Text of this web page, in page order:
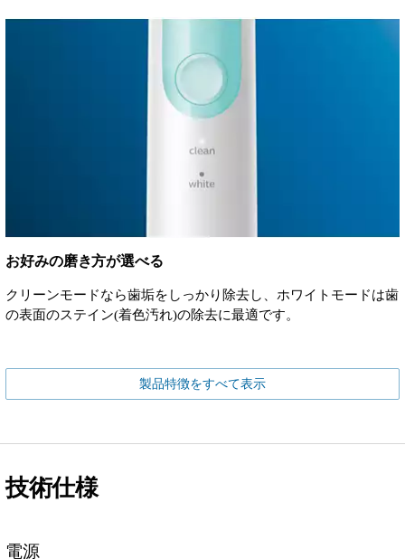
お好みの磨き方が選べる
クリーンモードなら歯垢をしっかり除去し、ホワイトモードは歯
の表面のステイン(着色汚れ)の除去に最適です。
製品特徴をすべて表示
技術仕様
電源